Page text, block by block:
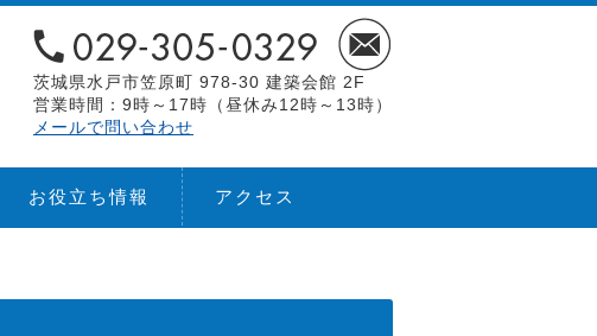
茨城県水戸市笠原町 978-30 建築会館 2F
営業時間：9時～17時（昼休み12時～13時）
メールで問い合わせ
お役立ち情報 アクセス